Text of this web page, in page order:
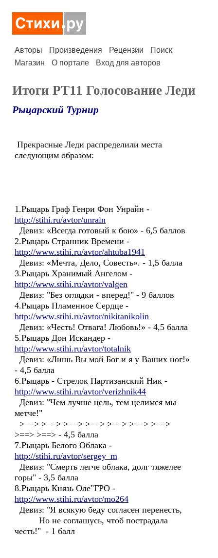
Авторы Произведения Рецензии
Поиск
Магазин
О портале Вход для авторов
Итоги РТ11 Голосование Леди
Рыцарский Турнир
Прекрасные Леди распределили места
следующим образом:
1.Рыцарь Граф Генри Фон Унрайн -
http://stihi.ru/avtor/unrain
Девиз: «Всегда готовый к бою» - 6,5 баллов
2.Рыцарь Странник Времени -
http://www.stihi.ru/avtor/ahtuba1941
Девиз: «Мечта, Дело, Совесть». - 1,5 балла
3.Рыцарь Хранимый Ангелом -
http://www.stihi.ru/avtor/valgen
Девиз: "Без оглядки - вперед!" - 9 баллов
4.Рыцарь Пламенное Сердце -
http://www.stihi.ru/avtor/nikitanikolin
Девиз: «Честь! Отвага! Любовь!» - 4,5 балла
5.Рыцарь Дон Искандер -
http://www.stihi.ru/avtor/totalnik
Девиз: «Лишь Вы мой Бог и я у Ваших ног!»
- 4,5 балла
6.Рыцарь - Стрелок Партизанский Ник -
http://www.stihi.ru/avtor/verizhnik44
Девиз: "Чем лучше цель, тем целимся мы
метче!"
>==> >==> >==> >==> >==> >==> >==>
>==> >==> - 4,5 балла
7.Рыцарь Белого Облака -
http://stihi.ru/avtor/sergey_m
Девиз: "Смерть легче облака, долг тяжелее
горы" - 3,5 балла
8.Рыцарь Князь Оле"ГРО -
http://www.stihi.ru/avtor/mo264
Девиз: "Я всякую беду согласен перенесть,
Но не соглашусь, чтоб пострадала
честь!" - 1 балл